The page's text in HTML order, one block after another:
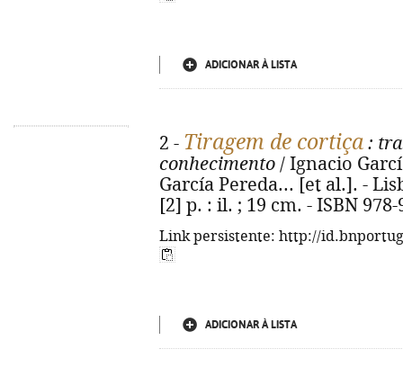
ADICIONAR À LISTA
2 - Tiragem de cortiça :
conhecimento / Ignacio
García Pereda... [et al.]. -
[2] p. : il. ; 19 cm. - ISBN 978-
Link persistente: http://
ADICIONAR À LISTA